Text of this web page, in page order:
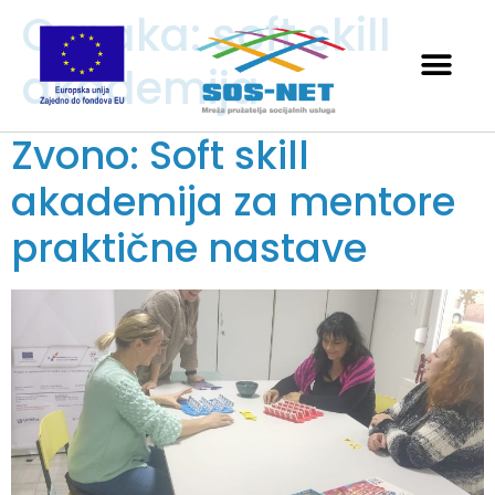
Oznaka:soft skill
akademija
Zvono: Soft skill
akademija za mentore
praktične nastave